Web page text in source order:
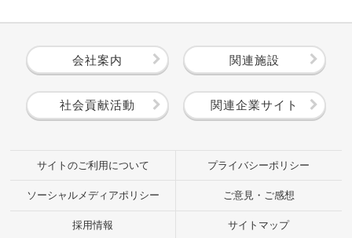
会社案内 関連施設
社会貢献活動 関連企業サイト
サイトのご利用について プライバシーポリシー
ソーシャルメディアポリシー ご意見・ご感想
採用情報 サイトマップ